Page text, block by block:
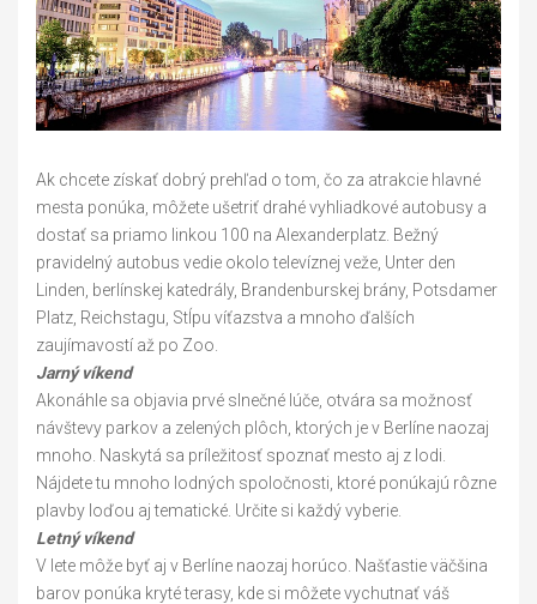
Ak chcete získať dobrý prehľad o tom, čo za atrakcie hlavné
mesta ponúka, môžete ušetriť drahé vyhliadkové autobusy a
dostať sa priamo linkou 100 na Alexanderplatz. Bežný
pravidelný autobus vedie okolo televíznej veže, Unter den
Linden, berlínskej katedrály, Brandenburskej brány, Potsdamer
Platz, Reichstagu, Stĺpu víťazstva a mnoho ďalších
zaujímavostí až po Zoo.
Jarný víkend
Akonáhle sa objavia prvé slnečné lúče, otvára sa možnosť
návštevy parkov a zelených plôch, ktorých je v Berlíne naozaj
mnoho. Naskytá sa príležitosť spoznať mesto aj z lodi.
Nájdete tu mnoho lodných spoločnosti, ktoré ponúkajú rôzne
plavby loďou aj tematické. Určite si každý vyberie.
Letný víkend
V lete môže byť aj v Berlíne naozaj horúco. Našťastie väčšina
barov ponúka kryté terasy, kde si môžete vychutnať váš